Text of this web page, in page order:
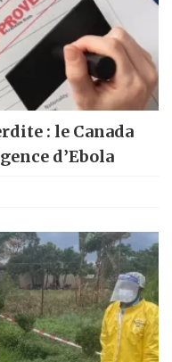
: le Canada
d’Ebola